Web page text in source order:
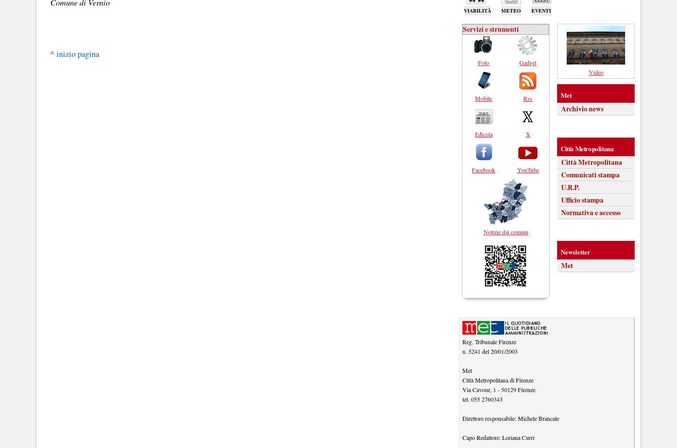
^ inizio pagina
VIABILITÀ METEO EVENTI
Servizi e strumenti
Foto
Mobile
Edicola
Facebook
Gadget
Rss
X
YouTube
Notizie dai comuni
Video
Met
Archivio news
Città Metropolitana
Città Metropolitana
Comunicati stampa
U.R.P.
Ufficio stampa
Normativa e accesso
Newsletter
Met
Reg. Tribunale Firenze
n. 5241 del 20/01/2003
Met
Città Metropolitana di Firenze
Via Cavour, 1 - 50129 Firenze
tel. 055 2760343
Direttore responsabile:Michele Brancale
Capo Redattore:Loriana Curri